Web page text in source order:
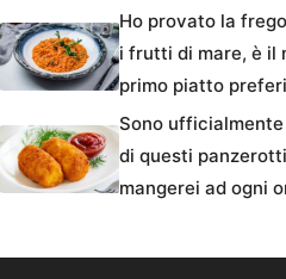
Ho provato la
i frutti di mare, è il
primo piatto
Sono
di questi
mangerei ad ogni